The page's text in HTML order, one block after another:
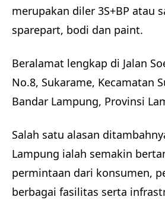
merupakan diler 3S+BP atau
sparepart, bodi dan paint.
Beralamat lengkap di Jalan
No.8, Sukarame, Kecamatan
Bandar Lampung, Provinsi
Salah satu alasan
Lampung ialah semakin
permintaan dari konsumen,
berbagai fasilitas serta